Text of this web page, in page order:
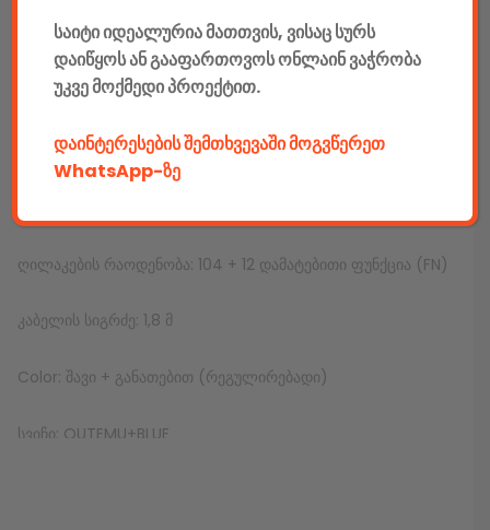
კლავიატურა
მწარმოებელი: Redragon
ინტერფეისი: USB
ღილაკების რაოდენობა: 104 + 12 დამატებითი ფუნქცია (FN)
კაბელის სიგრძე: 1,8 მ
Color: შავი + განათებით (რეგულირებადი)
სვიჩი: OUTEMU+BLUE
საიტი იდეალურია მათთვის, ვისაც სურს
დაიწყოს ან გააფართოვოს ონლაინ ვაჭრობა
უკვე მოქმედი პროექტით.
დაინტერესების შემთხვევაში მოგვწერეთ
WhatsApp-ზე